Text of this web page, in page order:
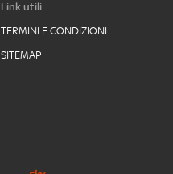
Link utili:
TERMINI E CONDIZIONI
SITEMAP